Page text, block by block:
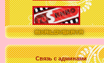
Связь с админами